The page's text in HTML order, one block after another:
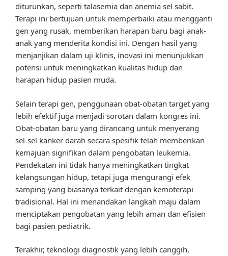
diturunkan, seperti talasemia dan anemia sel sabit.
Terapi ini bertujuan untuk memperbaiki atau mengganti
gen yang rusak, memberikan harapan baru bagi anak-
anak yang menderita kondisi ini. Dengan hasil yang
menjanjikan dalam uji klinis, inovasi ini menunjukkan
potensi untuk meningkatkan kualitas hidup dan
harapan hidup pasien muda.
Selain terapi gen, penggunaan obat-obatan target yang
lebih efektif juga menjadi sorotan dalam kongres ini.
Obat-obatan baru yang dirancang untuk menyerang
sel-sel kanker darah secara spesifik telah memberikan
kemajuan signifikan dalam pengobatan leukemia.
Pendekatan ini tidak hanya meningkatkan tingkat
kelangsungan hidup, tetapi juga mengurangi efek
samping yang biasanya terkait dengan kemoterapi
tradisional. Hal ini menandakan langkah maju dalam
menciptakan pengobatan yang lebih aman dan efisien
bagi pasien pediatrik.
Terakhir, teknologi diagnostik yang lebih canggih,